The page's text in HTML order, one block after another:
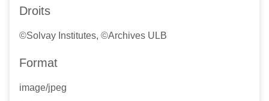
Droits
©Solvay Institutes, ©Archives ULB
Format
image/jpeg